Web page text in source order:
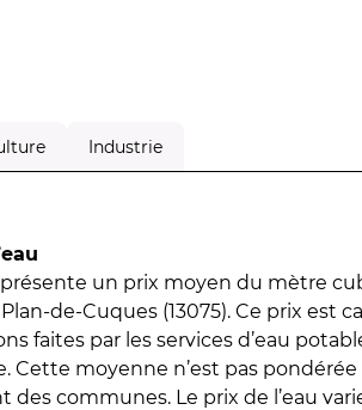
Industrie
un prix moyen du mètre
de-Cuques (13075). Ce prix est
faites par les services d’eau
Cette moyenne n’est pas
des communes. Le prix de l’eau